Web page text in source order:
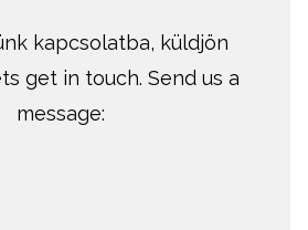
kapcsolatba, küldjön
get in touch. Send us a
message: